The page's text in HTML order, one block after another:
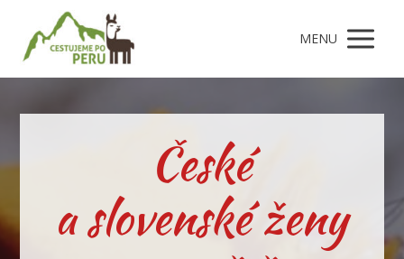
MENU
České
a slovenské ženy